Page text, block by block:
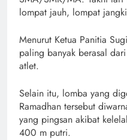
lompat jauh, lompat
Menurut Ketua Panitia
paling banyak berasal
atlet.
Selain itu, lomba yang
Ramadhan tersebut
yang pingsan akibat
400 m putri.